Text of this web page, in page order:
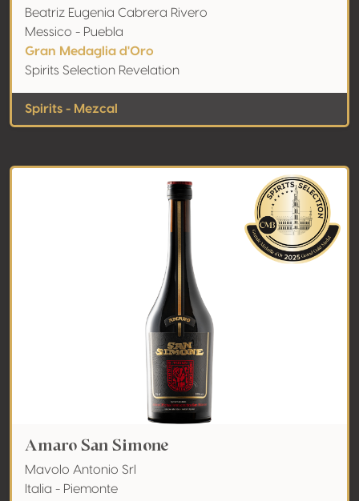
Beatriz Eugenia Cabrera Rivero
Messico - Puebla
Gran Medaglia d'Oro
Spirits Selection Revelation
Spirits - Mezcal
Amaro San Simone
Mavolo Antonio Srl
Italia - Piemonte